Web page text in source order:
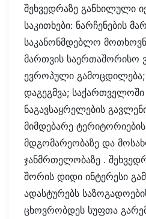
შეხვედრაზე განხილული
საკითხები: ნარჩენების
საკანონმდებლო
მართვის საერთაშორისო
ევროპული გამოცდილება;
დაგეგმვა;
ნაგავსაყრელების
მიმდებარე ტერიტორიების
მდგომარეობაზე და
ჯანმრთელობაზე .
შორის დიდი ინტერესი
ადასტურებს
ცხოვრობდეს სუფთა